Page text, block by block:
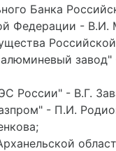
Банка
Федерации - В.И.
завод"
России" - В.Г.
- П.И.